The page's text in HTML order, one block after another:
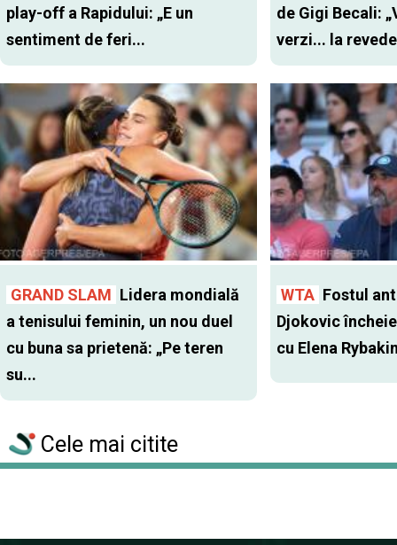
play-off a Rapidului: „E un
sentiment de feri...
de Gigi Becali:
verzi... la
GRAND SLAM Lidera mondială
a tenisului feminin, un nou duel
cu buna sa prietenă: „Pe teren
su...
WTA Fostul
Djokovic
cu Elena
Cele mai citite